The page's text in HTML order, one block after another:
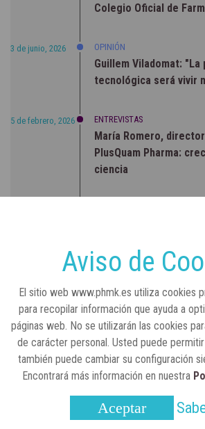
Colegio Oficial de
3 de junio, 2026 OPINIÓN
Guillem Viladomat:
tecnológica será vivir
5 de febrero, 2026 ENTREVISTAS
María Romero,
PlusQuam Pharma:
ciencia
Lilly impulsa "Razones
visibilizar la obesidad
25 de marzo, 2023 ENTRE BASTIDORES
Real Academia
la sociedad actual
Aviso de
El sitio web www.phmk.es utiliza cookies
para recopilar información que ayuda a
páginas web. No se utilizarán las cookies
de carácter personal. Usted puede
también puede cambiar su configuración
Encontrará más información en nuestra
Aceptar